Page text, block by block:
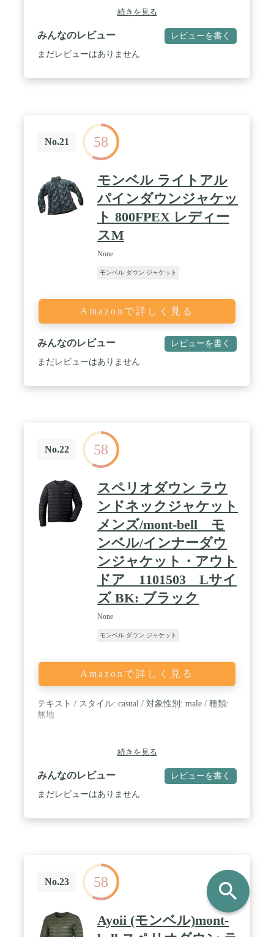
続きを見る
みんなのレビュー レビューを書く
まだレビューはありません
No.21 58
モンベル ライトアル
パインダウンジャケッ
ト 800FPEX レディー
スM
None
モンベル ダウン ジャケット
Amazonで詳しく見る
みんなのレビュー レビューを書く
まだレビューはありません
No.22 58
スペリオダウン ラウ
ンドネックジャケット
メンズ/mont-bell モ
ンベル/インナーダウ
ンジャケット・アウト
ドア 1101503 Lサイ
ズ BK: ブラック
None
モンベル ダウン ジャケット
Amazonで詳しく見る
テキスト / スタイル: casual / 対象性別: male / 種類:
無地
続きを見る
みんなのレビュー レビューを書く
まだレビューはありません
No.23 58
Ayoii (モンベル)mont-
search